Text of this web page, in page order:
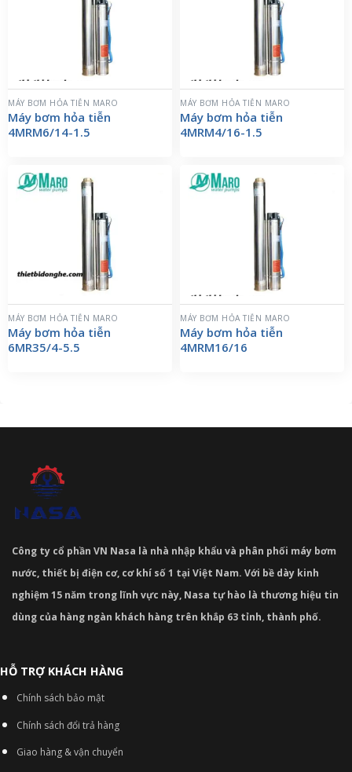
MÁY BƠM HỎA TIỄN MARO
Máy bơm hỏa tiễn
4MRM6/14-1.5
MÁY BƠM HỎA TIỄN MARO
Máy bơm hỏa tiễn
4MRM4/16-1.5
MÁY BƠM HỎA TIỄN MARO
Máy bơm hỏa tiễn
6MR35/4-5.5
MÁY BƠM HỎA TIỄN MARO
Máy bơm hỏa tiễn
4MRM16/16
Công ty cổ phần VN Nasa là nhà nhập khẩu và phân phối máy bơm
nước, thiết bị điện cơ, cơ khí số 1 tại Việt Nam. Với bề dày kinh
nghiệm 15 năm trong lĩnh vực này, Nasa tự hào là thương hiệu tin
dùng của hàng ngàn khách hàng trên khắp 63 tỉnh, thành phố.
HỖ TRỢ KHÁCH HÀNG
Chính sách bảo mật
Chính sách đổi trả hàng
Giao hàng & vận chuyển